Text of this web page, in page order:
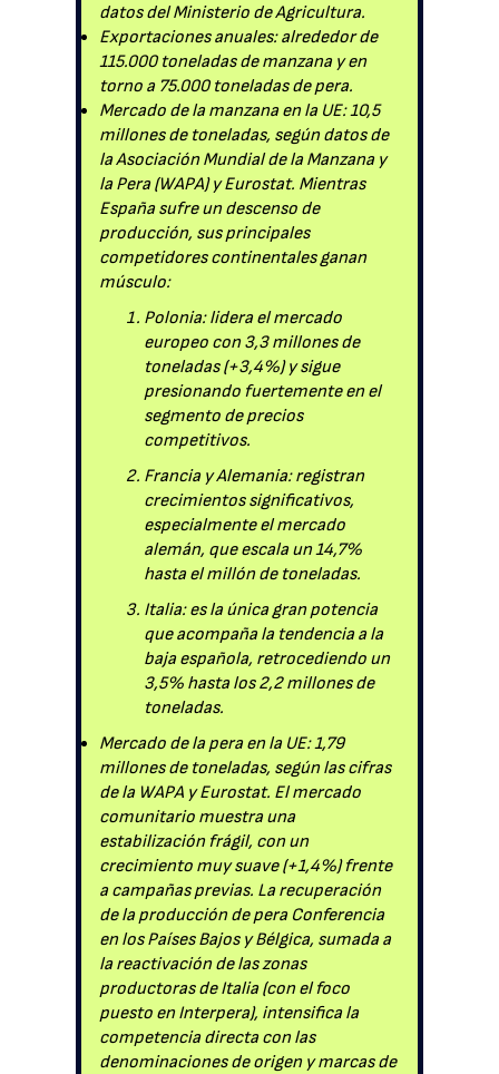
datos del Ministerio de Agricultura.
Exportaciones anuales: alrededor de
115.000 toneladas de manzana y en
torno a 75.000 toneladas de pera.
Mercado de la manzana en la UE: 10,5
millones de toneladas, según datos de
la Asociación Mundial de la Manzana y
la Pera (WAPA) y Eurostat. Mientras
España sufre un descenso de
producción, sus principales
competidores continentales ganan
músculo:
Polonia: lidera el mercado
europeo con 3,3 millones de
toneladas (+3,4%) y sigue
presionando fuertemente en el
segmento de precios
competitivos.
Francia y Alemania: registran
crecimientos significativos,
especialmente el mercado
alemán, que escala un 14,7%
hasta el millón de toneladas.
Italia: es la única gran potencia
que acompaña la tendencia a la
baja española, retrocediendo un
3,5% hasta los 2,2 millones de
toneladas.
Mercado de la pera en la UE: 1,79
millones de toneladas, según las cifras
de la WAPA y Eurostat. El mercado
comunitario muestra una
estabilización frágil, con un
crecimiento muy suave (+1,4%) frente
a campañas previas. La recuperación
de la producción de pera Conferencia
en los Países Bajos y Bélgica, sumada a
la reactivación de las zonas
productoras de Italia (con el foco
puesto en Interpera), intensifica la
competencia directa con las
denominaciones de origen y marcas de